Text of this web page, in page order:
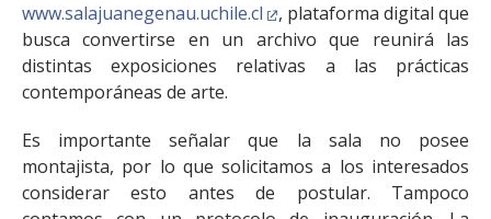
www.salajuanegenau.uchile.cl
, plataforma digital que
busca convertirse en un archivo que reunirá las
distintas exposiciones relativas a las prácticas
contemporáneas de arte.
Es importante señalar que la sala no posee
montajista, por lo que solicitamos a los interesados
considerar esto antes de postular. Tampoco